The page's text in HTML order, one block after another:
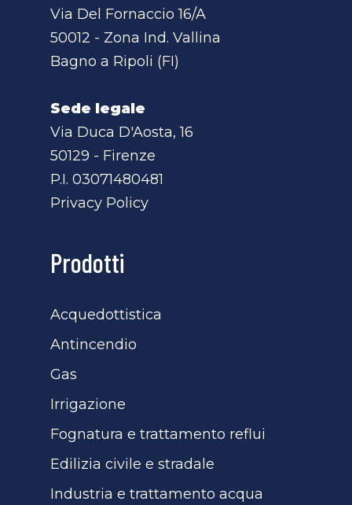
Via Del Fornaccio 16/A
50012 - Zona Ind. Vallina
Bagno a Ripoli (FI)
Sede legale
Via Duca D'Aosta, 16
50129 - Firenze
P.I. 03071480481
Privacy Policy
Prodotti
Acquedottistica
Antincendio
Gas
Irrigazione
Fognatura e trattamento reflui
Edilizia civile e stradale
Industria e trattamento acqua